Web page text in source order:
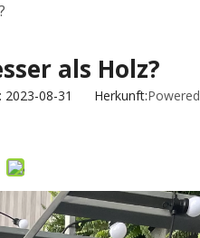
als Holz?
2023-08-31 Herkunft:Powered